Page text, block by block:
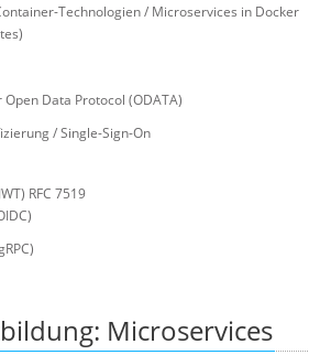
Technologien / Microservices in Docker
Data Protocol (ODATA)
/ Single-Sign-On
RFC 7519
Microservices